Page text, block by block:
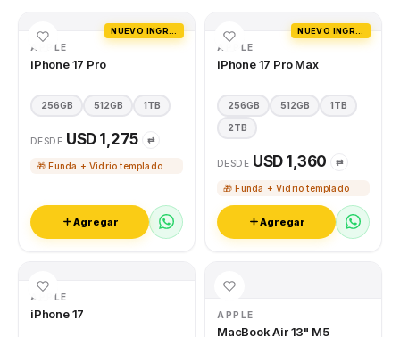
APPLE
iPhone 17 Pro
256GB 512GB 1TB
DESDE USD 1,275 ⇄
🎁 Funda + Vidrio templado
Agregar
APPLE
iPhone 17 Pro Max
256GB 512GB 1TB
2TB
DESDE USD 1,360 ⇄
🎁 Funda + Vidrio templado
Agregar
APPLE
iPhone 17 APPLE
MacBook Air 13" M5